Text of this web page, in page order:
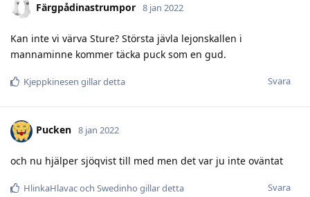
Färgpådinastrumpor 8 jan 2022
Kan inte vi värva Sture? Största jävla lejonskallen i
mannaminne kommer täcka puck som en gud.
Svara
Kjeppkinesen gillar detta
Pucken 8 jan 2022
och nu hjälper sjöqvist till med men det var ju inte oväntat
Svara
HlinkaHlavacoch Swedinho gillar detta